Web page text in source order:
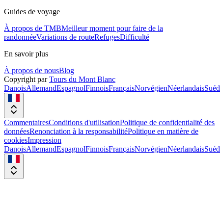
Guides de voyage
À propos de TMBMeilleur moment pour faire de la
randonnéeVariations de routeRefugesDifficulté
En savoir plus
À propos de nousBlog
Copyright par Tours du Mont Blanc
DanoisAllemandEspagnolFinnoisFrançaisNorvégienNéerlandais
CommentairesConditions d'utilisationPolitique de confidentialité des
donnéesRenonciation à la responsabilitéPolitique en matière de
cookiesImpression
DanoisAllemandEspagnolFinnoisFrançaisNorvégienNéerlandais